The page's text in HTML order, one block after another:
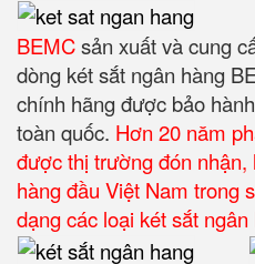
BEMCsản xuất và cung
dòng két sắt ngân hàng
chính hãng được bảo
toàn quốc. Hơn 20 năm
được thị trường đón
hàng đầu Việt Nam trong
dạng các loại két sắt ngân